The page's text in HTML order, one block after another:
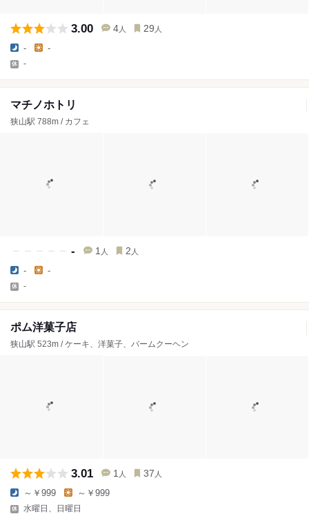
3.00 4 人 29 人
- -
-
マチノホトリ
狭山駅 788m / カフェ
- 1 人 2 人
- -
-
ポム洋菓子店
狭山駅 523m / ケーキ、洋菓子、バームクーヘン
3.01 1 人 37 人
～￥999 ～￥999
水曜日、日曜日